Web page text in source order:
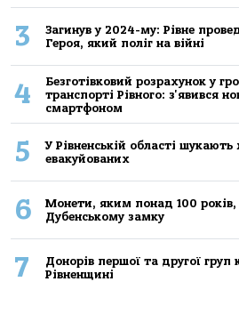
3
Загинув у 2024-му: Рівне
Героя, який поліг на війні
4
Безготівковий розрахунок у
транспорті Рівного: з'явився
смартфоном
5
У Рівненській області
евакуйованих
6
Монети, яким понад 100 років,
Дубенському замку
7
Донорів першої та другої груп
Рівненщині